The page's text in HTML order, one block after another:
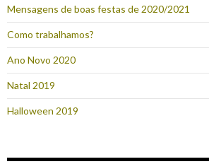
Mensagens de boas festas de 2020/2021
Como trabalhamos?
Ano Novo 2020
Natal 2019
Halloween 2019